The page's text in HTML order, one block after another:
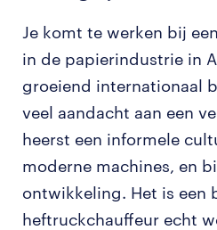
Je komt te werken bij
in de papierindustrie in
groeiend internationaal
veel aandacht aan een
heerst een informele
moderne machines, en
ontwikkeling. Het is een
heftruckchauffeur echt